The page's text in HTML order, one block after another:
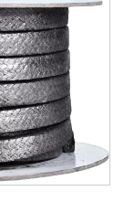
suhu tinggi
katup